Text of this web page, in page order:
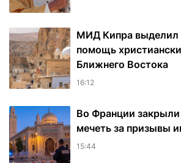
МИД Кипра выделил
помощь
Ближнего Востока
16:12
Во Франции
мечеть за призывы
15:44